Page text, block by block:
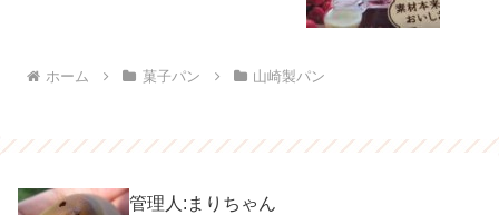
ホーム 菓子パン 山崎製パン
管理人:まりちゃん